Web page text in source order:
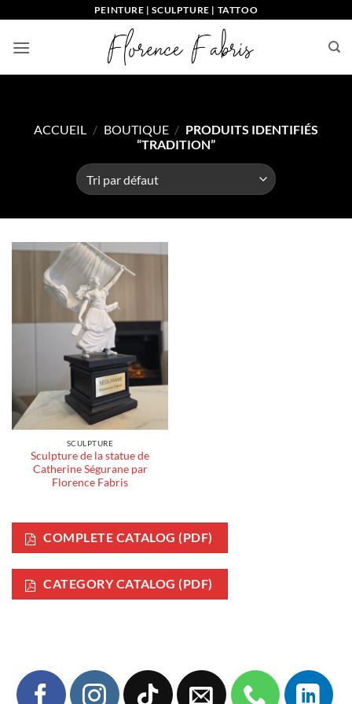
contenu
PEINTURE | SCULPTURE | TATTOO
ACCUEIL / BOUTIQUE / PRODUITS IDENTIFIÉS
“TRADITION”
SCULPTURE
Sculpture de la statue de
Catherine Ségurane par
Florence Fabris
COMPLETE CATALOG (PDF)
CATEGORY CATALOG (PDF)